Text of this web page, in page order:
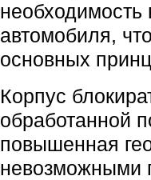
необходимость
автомобиля,
основных
Корпус
обработанной
повышенная
невозможными